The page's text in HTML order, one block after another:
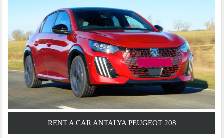
RENT A CAR ANTALYA PEUGEOT 208